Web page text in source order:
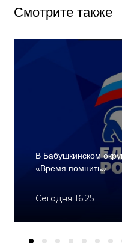
Смотрите также
В Бабушкинском
«Время помнить»
Сегодня 16:25